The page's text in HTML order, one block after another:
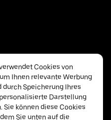
Cookies von
Ihnen relevante Werbung
durch Speicherung Ihres
Darstellung
Sie können diese Cookies
Sie unten auf die